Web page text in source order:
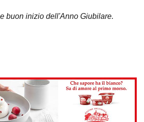
buon inizio dell'Anno Giubilare.